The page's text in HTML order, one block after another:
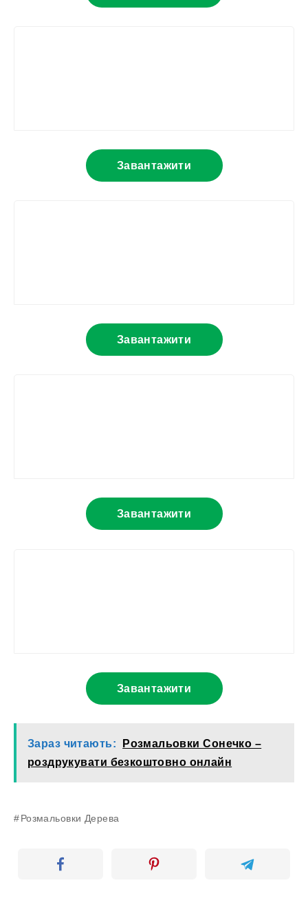
Завантажити
Завантажити
Завантажити
Завантажити
Зараз читають:
Розмальовки Сонечко –
роздрукувати безкоштовно онлайн
Розмальовки Дерева